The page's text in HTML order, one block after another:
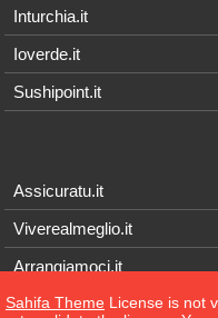
Inturchia.it
Ioverde.it
Sushipoint.it
Assicuratu.it
Viverealmeglio.it
Arrangiamoci.it
Tecnichef.it
Sahifa Theme License is not